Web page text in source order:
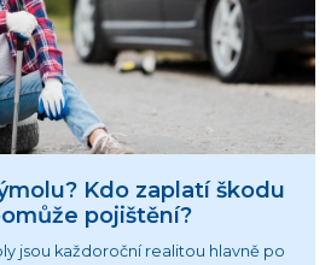
Kdo zaplatí škodu
pojištění?
jsou každoroční realitou hlavně po